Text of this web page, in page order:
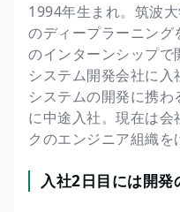
1994年生まれ。筑波
のディープラーニン
のインターンシップ
システム開発会社に
システムの開発に携
に中途入社。現在は会
クのエンジニア組織を
入社2日目には開発